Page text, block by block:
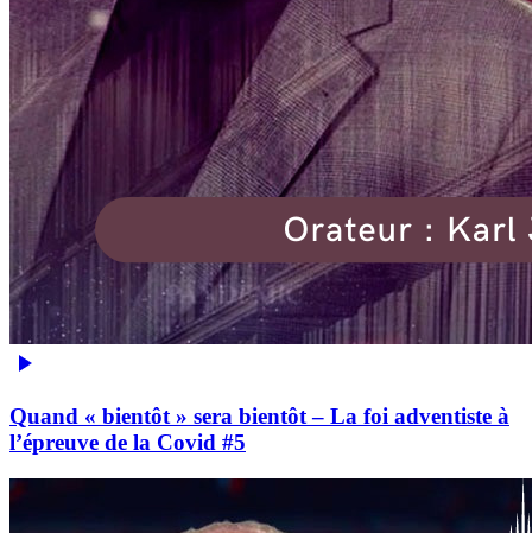
Quand « bientôt » sera bientôt – La foi adventiste à
l’épreuve de la Covid #5